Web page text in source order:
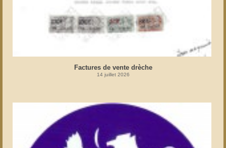
Factures de vente drèche
14 juillet 2026